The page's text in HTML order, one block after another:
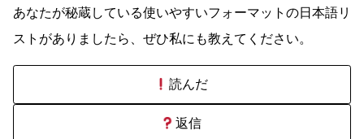
あなたが秘蔵している使いやすいフォーマットの日本語リ
ストがありましたら、ぜひ私にも教えてください。
読んだ
返信